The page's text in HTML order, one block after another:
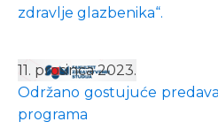
zdravlje glazbenika“.
11. prosinca 2023.
Održano gostujuće
programa